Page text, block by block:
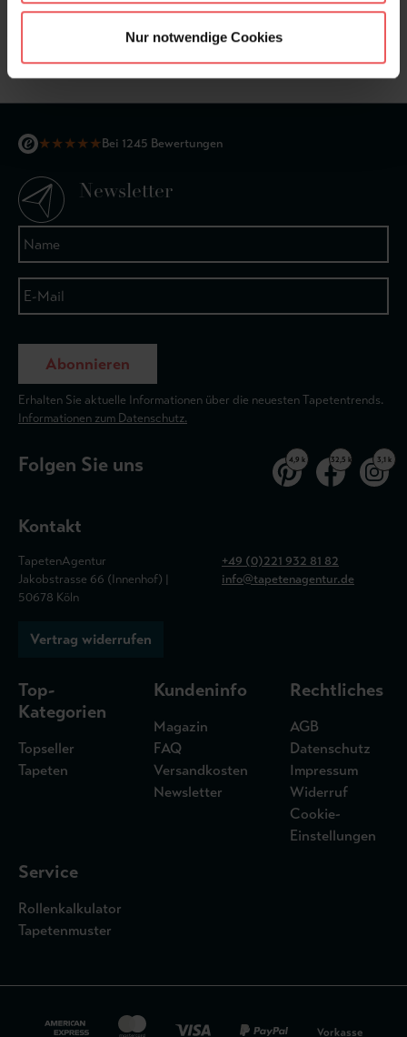
Nur notwendige Cookies
Marianne, col.03
★★★★★Bei 1245 Bewertungen
Newsletter
Abonnieren
Erhalten Sie aktuelle Informationen über die neuesten Tapetentrends.
Informationen zum Datenschutz.
Folgen Sie uns 4,9 k 32,5 k 3,1 k
Kontakt
TapetenAgentur
Jakobstrasse 66 (Innenhof) |
50678 Köln
+49 (0)221 932 81 82
info@tapetenagentur.de
Vertrag widerrufen
Top-
Kategorien
Topseller
Tapeten
Kundeninfo
Magazin
FAQ
Versandkosten
Newsletter
Rechtliches
AGB
Datenschutz
Impressum
Widerruf
Cookie-
Einstellungen
Service
Rollenkalkulator
Tapetenmuster